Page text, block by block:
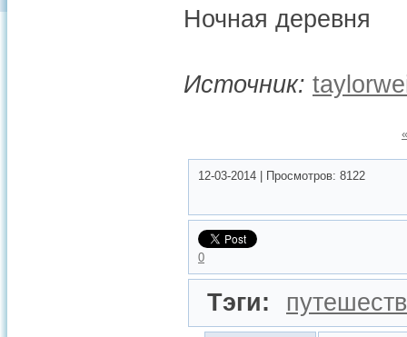
Ночная деревня
Источник:
12-03-2014 Просмотров: 8122
0
Тэги: